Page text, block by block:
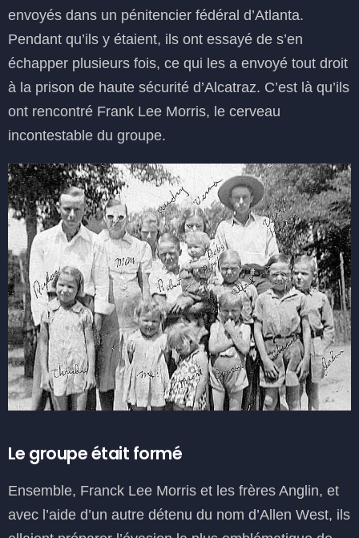
envoyés dans un pénitencier fédéral d’Atlanta.
Pendant qu’ils y étaient, ils ont essayé de s’en
échapper plusieurs fois, ce qui les a envoyé tout droit
à la prison de haute sécurité d’Alcatraz. C’est là qu’ils
ont rencontré Frank Lee Morris, le cerveau
incontestable du groupe.
Le groupe était formé
Ensemble, Franck Lee Morris et les frères Anglin, et
avec l’aide d’un autre détenu du nom d’Allen West, ils